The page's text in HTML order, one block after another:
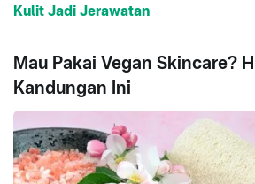
Kulit Jadi Jerawatan
Mau Pakai Vegan Skincare?
Kandungan Ini